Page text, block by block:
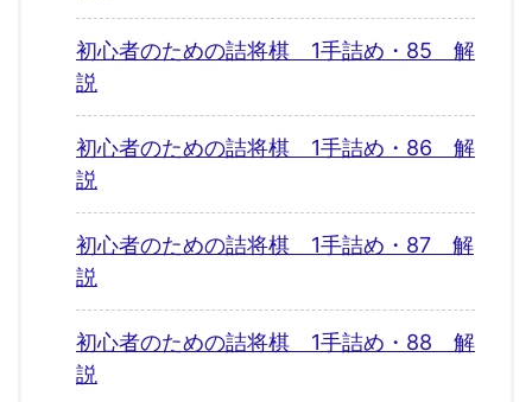
初心者のための詰将棋 1手詰め・85 解
説
初心者のための詰将棋 1手詰め・86 解
説
初心者のための詰将棋 1手詰め・87 解
説
初心者のための詰将棋 1手詰め・88 解
説